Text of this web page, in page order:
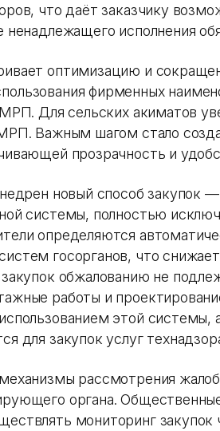
что даёт заказчику
ненадлежащего исполнения
оптимизацию и
фирменных
Для сельских акиматов
Важным шагом стало
прозрачность и
новый способ закупок
системы, полностью
определяются
госорганов, что
обжалованию не
работы и
этой системы,
для закупок услуг
рассмотрения
органа.
мониторинг закупок